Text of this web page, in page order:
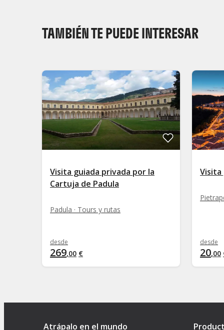
TAMBIÉN TE PUEDE INTERESAR
Visita guiada privada por la
Cartuja de Padula
Padula · Tours y rutas
desde
269,00 €
Visita
desde
20,00
Atrápalo en el mundo